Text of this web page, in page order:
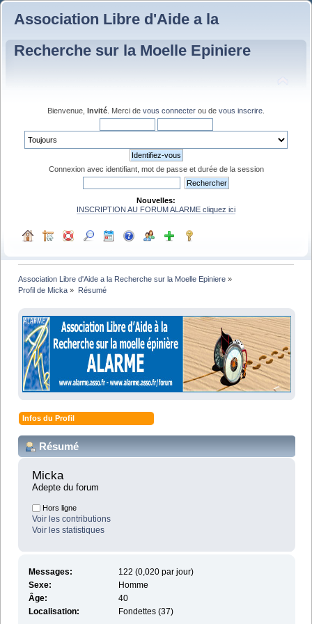
Association Libre d'Aide a la
Recherche sur la Moelle Epiniere
Bienvenue, Invité . Merci de vous connecter ou de vous inscrire
Connexion avec identifiant, mot de passe et durée de la session
Nouvelles:
INSCRIPTION AU FORUM ALARME cliquez ici
Association Libre d'Aide a la Recherche sur la Moelle Epiniere »
Profil de Micka » Résumé
Infos du Profil
Résumé
Micka
Adepte du forum
Hors ligne
Voir les contributions
Voir les statistiques
Messages:
122 (0,020 par jour)
Sexe:
Homme
Âge:
40
Localisation:
Fondettes (37)